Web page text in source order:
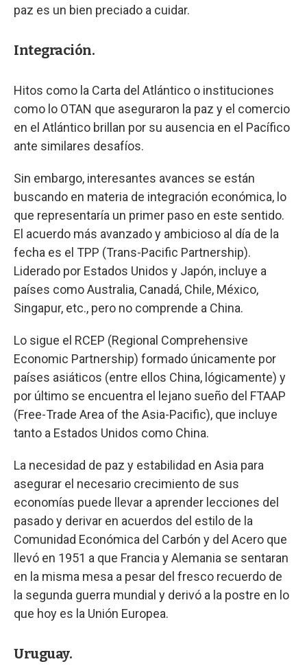
paz es un bien preciado a cuidar.
Integración.
Hitos como la Carta del Atlántico o instituciones
como lo OTAN que aseguraron la paz y el comercio
en el Atlántico brillan por su ausencia en el Pacífico
ante similares desafíos.
Sin embargo, interesantes avances se están
buscando en materia de integración económica, lo
que representaría un primer paso en este sentido.
El acuerdo más avanzado y ambicioso al día de la
fecha es el TPP (Trans-Pacific Partnership).
Liderado por Estados Unidos y Japón, incluye a
países como Australia, Canadá, Chile, México,
Singapur, etc., pero no comprende a China.
Lo sigue el RCEP (Regional Comprehensive
Economic Partnership) formado únicamente por
países asiáticos (entre ellos China, lógicamente) y
por último se encuentra el lejano sueño del FTAAP
(Free-Trade Area of the Asia-Pacific), que incluye
tanto a Estados Unidos como China.
La necesidad de paz y estabilidad en Asia para
asegurar el necesario crecimiento de sus
economías puede llevar a aprender lecciones del
pasado y derivar en acuerdos del estilo de la
Comunidad Económica del Carbón y del Acero que
llevó en 1951 a que Francia y Alemania se sentaran
en la misma mesa a pesar del fresco recuerdo de
la segunda guerra mundial y derivó a la postre en lo
que hoy es la Unión Europea.
Uruguay.